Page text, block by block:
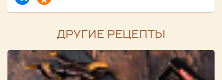
ДРУГИЕ РЕЦЕПТЫ